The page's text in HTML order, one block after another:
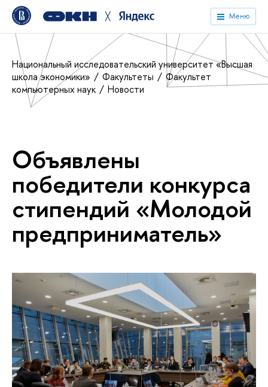
╳ Меню
Национальный исследовательский университет «Высшая
школа экономики»
Факультеты
Факультет
компьютерных наук
Новости
Объявлены
победители конкурса
стипендий «Молодой
предприниматель»